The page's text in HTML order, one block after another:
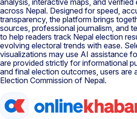
analysis, interactive maps, and
across Nepal. Designed for speed,
transparency, the platform brings
sources, professional journalism, and
to help readers track Nepal election
evolving electoral trends with ease.
visualizations may use AI assistance
are provided strictly for informational
and final election outcomes, users are
Election Commission of Nepal.